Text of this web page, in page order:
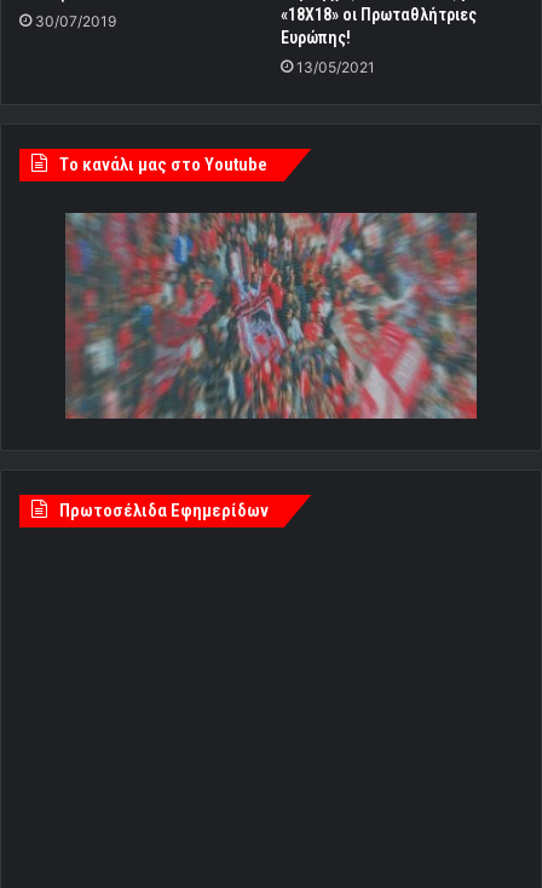
30/07/2019
«18Χ18» οι Πρωταθλήτριες
Ευρώπης!
13/05/2021
Tο κανάλι μας στο Youtube
Πρωτοσέλιδα Εφημερίδων